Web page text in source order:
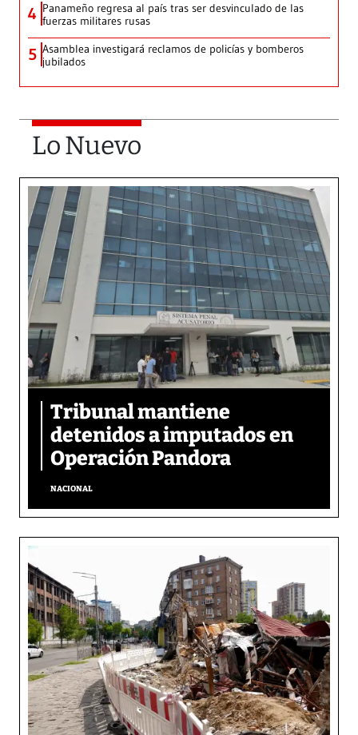
4 Panameño regresa al país tras ser desvinculado de las
fuerzas militares rusas
5 Asamblea investigará reclamos de policías y bomberos
jubilados
Lo Nuevo
Tribunal mantiene
detenidos a imputados en
Operación Pandora
NACIONAL